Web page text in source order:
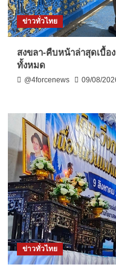
ข่าวทั่วไทย
สงขลา-คืบหน้าล่าสุดเบื้อ
ทั้งหมด
@4forcenews 09/08/
ข่าวทั่วไทย